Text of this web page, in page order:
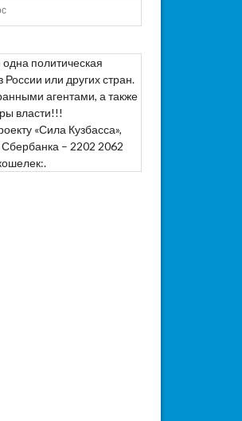
политическая
или других стран.
агентами, а также
власти!!!
«Сила Кузбасса»,
Сбербанка – 2202 2062